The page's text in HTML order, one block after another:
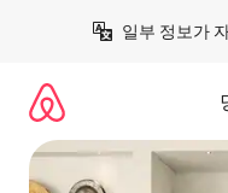
일부 정보가